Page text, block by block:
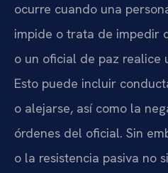
ocurre cuando una
impide o trata de impedir
o un oficial de paz realice
Esto puede incluir
o alejarse, así como la
órdenes del oficial. Sin
o la resistencia pasiva no